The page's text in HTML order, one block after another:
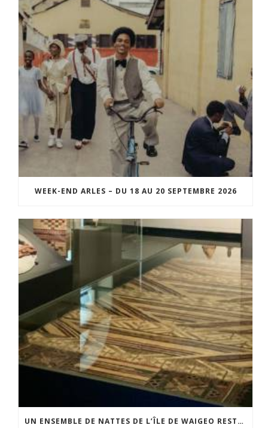
WEEK-END ARLES – DU 18 AU 20 SEPTEMBRE 2026
UN ENSEMBLE DE NATTES DE L’ÎLE DE WAIGEO RESTAURÉ GRÂCE AU SOUTIEN DU CERCLE LÉVI-STRAUSS